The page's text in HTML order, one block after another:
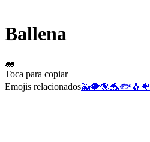
Ballena
🐋
Toca para copiar
Emojis relacionados🐳🐡🐙🐬🐟 🐧 🐠